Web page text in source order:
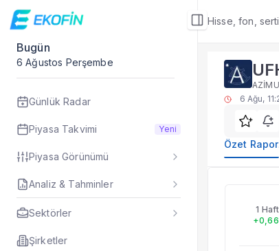
Hisse, fon,
Bugün
6 Ağustos Perşembe
Günlük Radar
Piyasa Takvimi Yeni
Piyasa Görünümü
Analiz & Tahminler
Sektörler
Şirketler
Fon Detay
Yatırım
Alt Bölümler
Fon Portföyü
Rakip Analizi
Fiyat Endeks
Özet Rapor
6 Ağu,
Özet Rapor
1